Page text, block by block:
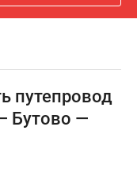
путепровод
Бутово —